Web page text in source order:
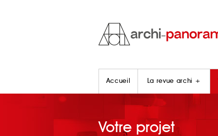
Accueil La revue archi +
Votre projet